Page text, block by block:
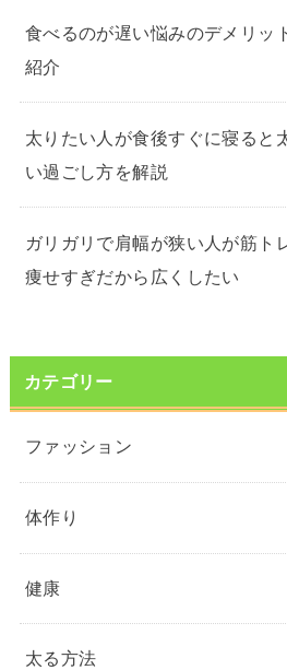
食べるのが遅い悩みのデメリッ
紹介
太りたい人が食後すぐに寝ると
い過ごし方を解説
ガリガリで肩幅が狭い人が筋ト
痩せすぎだから広くしたい
カテゴリー
ファッション
体作り
健康
太る方法